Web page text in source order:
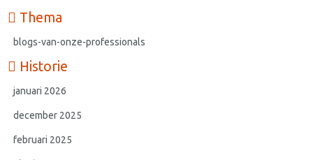
Thema
blogs-van-onze-professionals
Historie
januari 2026
december 2025
februari 2025